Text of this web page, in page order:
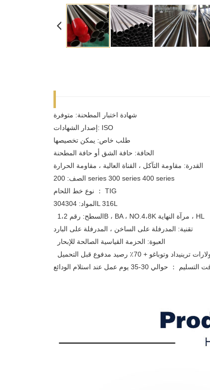
شهادة اختبار المطحنة: متوفرة
إصدار الشهادات: ISO
طلب خاص: يمكن تخصيصها
الحافة: حافة الشق أو حافة المطحنة
القدرة: مقاومة التآكل ، القناة العالية ، مقاومة الحرارة
الصف: 200 series 300 series 400 series
نوع خط اللحام ： TIG
المواد: 304304L 316L
السطح: رقم 1،2B ، BA ، NO.4،8K مرآة النهاية ، HL
تقنية: المدرفلة على الساخن ، المدرفلة على البارد
العبوة: الحزمة القياسية الصالحة للإبحار